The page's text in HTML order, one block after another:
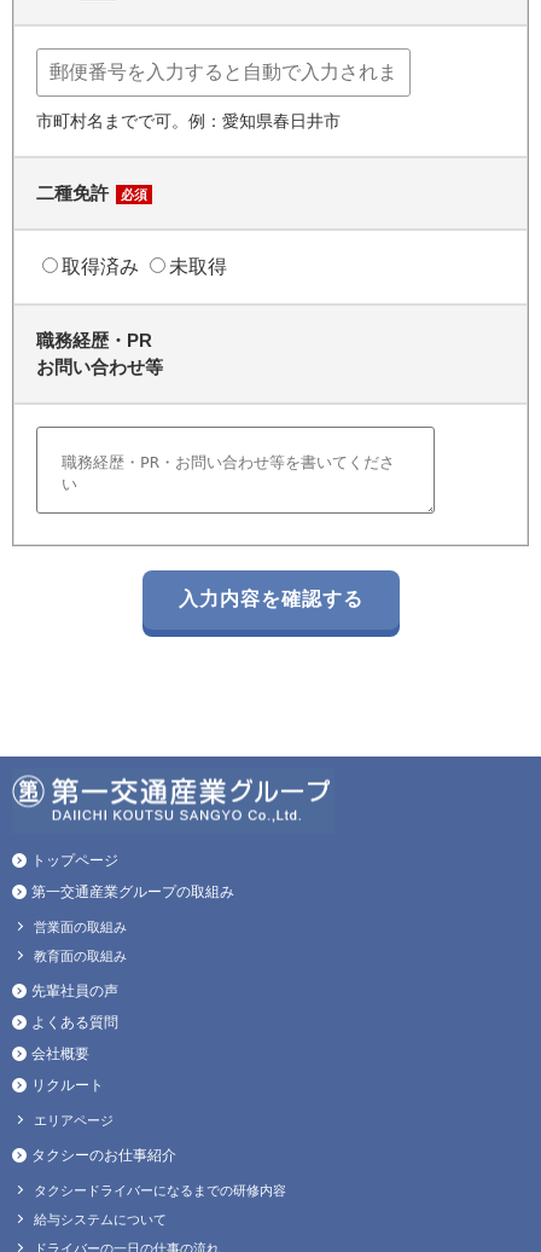
市町村名までで可。例：愛知県春日井市
二種免許 必須
取得済み 未取得
職務経歴・PR
お問い合わせ等
トップページ
第一交通産業グループの取組み
営業面の取組み
教育面の取組み
先輩社員の声
よくある質問
会社概要
リクルート
エリアページ
タクシーのお仕事紹介
タクシードライバーになるまでの研修内容
給与システムについて
ドライバーの一日の仕事の流れ